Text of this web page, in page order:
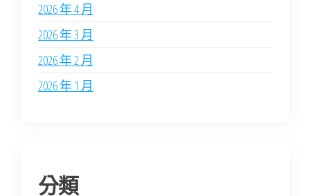
2026 年 4 月
2026 年 3 月
2026 年 2 月
2026 年 1 月
分類